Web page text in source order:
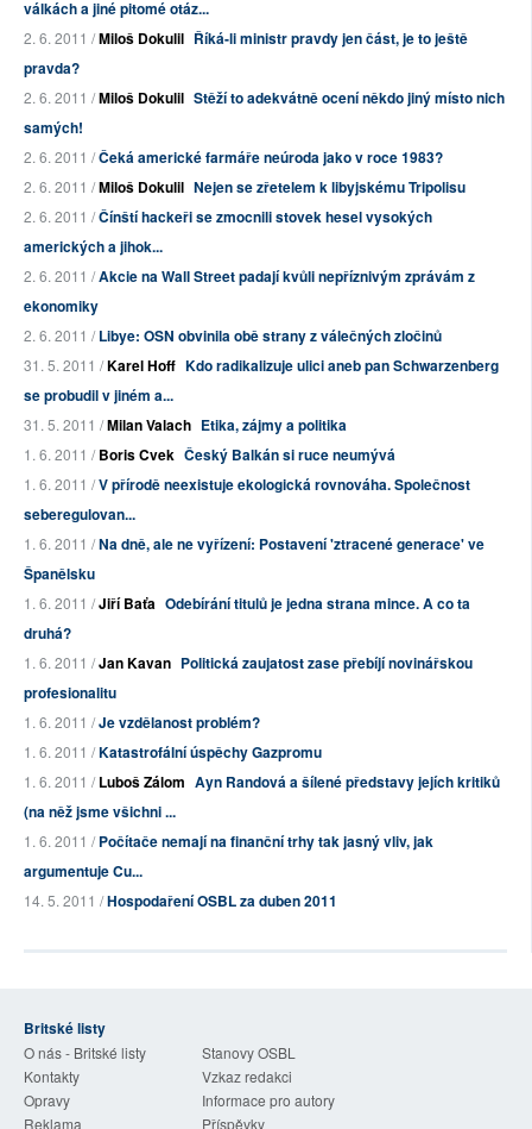
válkách a jiné pitomé otáz...
2. 6. 2011 /Miloš Dokulil Říká-li ministr pravdy jen část, je to ještě
pravda?
2. 6. 2011 /Miloš Dokulil Stěží to adekvátně ocení někdo jiný místo nich
samých!
2. 6. 2011 /Čeká americké farmáře neúroda jako v roce 1983?
2. 6. 2011 /Miloš Dokulil Nejen se zřetelem k libyjskému Tripolisu
2. 6. 2011 /Čínští hackeři se zmocnili stovek hesel vysokých
amerických a jihok...
2. 6. 2011 /Akcie na Wall Street padají kvůli nepříznivým zprávám z
ekonomiky
2. 6. 2011 /Libye: OSN obvinila obě strany z válečných zločinů
31. 5. 2011 /Karel Hoff Kdo radikalizuje ulici aneb pan Schwarzenberg
se probudil v jiném a...
31. 5. 2011 /Milan Valach Etika, zájmy a politika
1. 6. 2011 /Boris Cvek Český Balkán si ruce neumývá
1. 6. 2011 /V přírodě neexistuje ekologická rovnováha. Společnost
seberegulovan...
1. 6. 2011 /Na dně, ale ne vyřízení: Postavení 'ztracené generace' ve
Španělsku
1. 6. 2011 /Jiří Baťa Odebírání titulů je jedna strana mince. A co ta
druhá?
1. 6. 2011 /Jan Kavan Politická zaujatost zase přebíjí novinářskou
profesionalitu
1. 6. 2011 /Je vzdělanost problém?
1. 6. 2011 /Katastrofální úspěchy Gazpromu
1. 6. 2011 /Luboš Zálom Ayn Randová a šílené představy jejích kritiků
(na něž jsme všichni ...
1. 6. 2011 /Počítače nemají na finanční trhy tak jasný vliv, jak
argumentuje Cu...
14. 5. 2011 /Hospodaření OSBL za duben 2011
Britské listy
O nás - Britské listy
Stanovy OSBL
Kontakty
Vzkaz redakci
Opravy
Informace pro autory
Reklama
Příspěvky